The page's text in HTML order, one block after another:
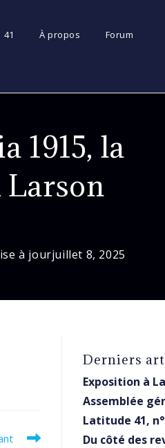
À propos Forum
1915, la
Larson
à jourjuillet 8, 2025
Derniers
Exposition à
Assemblée
Latitude 41,
Du côté des